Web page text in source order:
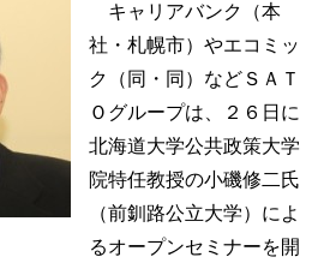
キャリアバンク（本
社・札幌市）やエコミッ
ク（同・同）などＳＡＴ
Ｏグループは、２６日に
北海道大学公共政策大学
院特任教授の小磯修二氏
（前釧路公立大学）によ
るオープンセミナーを開